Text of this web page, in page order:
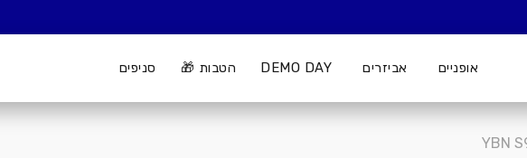
אופניים אביזרים DEMO DAY הטבות 🎁 סניפים